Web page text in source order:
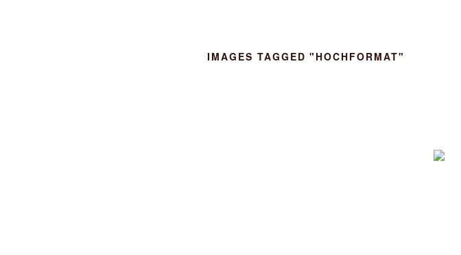
IMAGES TAGGED "HOCHFORMAT"